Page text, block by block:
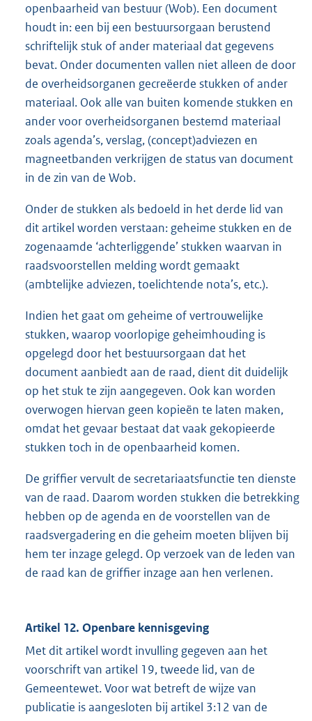
openbaarheid van bestuur (Wob). Een document
houdt in: een bij een bestuursorgaan berustend
schriftelijk stuk of ander materiaal dat gegevens
bevat. Onder documenten vallen niet alleen de door
de overheidsorganen gecreëerde stukken of ander
materiaal. Ook alle van buiten komende stukken en
ander voor overheidsorganen bestemd materiaal
zoals agenda’s, verslag, (concept)adviezen en
magneetbanden verkrijgen de status van document
in de zin van de Wob.
Onder de stukken als bedoeld in het derde lid van
dit artikel worden verstaan: geheime stukken en de
zogenaamde ‘achterliggende’ stukken waarvan in
raadsvoorstellen melding wordt gemaakt
(ambtelijke adviezen, toelichtende nota’s, etc.).
Indien het gaat om geheime of vertrouwelijke
stukken, waarop voorlopige geheimhouding is
opgelegd door het bestuursorgaan dat het
document aanbiedt aan de raad, dient dit duidelijk
op het stuk te zijn aangegeven. Ook kan worden
overwogen hiervan geen kopieën te laten maken,
omdat het gevaar bestaat dat vaak gekopieerde
stukken toch in de openbaarheid komen.
De griffier vervult de secretariaatsfunctie ten dienste
van de raad. Daarom worden stukken die betrekking
hebben op de agenda en de voorstellen van de
raadsvergadering en die geheim moeten blijven bij
hem ter inzage gelegd. Op verzoek van de leden van
de raad kan de griffier inzage aan hen verlenen.
Artikel 12. Openbare kennisgeving
Met dit artikel wordt invulling gegeven aan het
voorschrift van artikel 19, tweede lid, van de
Gemeentewet. Voor wat betreft de wijze van
publicatie is aangesloten bij artikel 3:12 van de